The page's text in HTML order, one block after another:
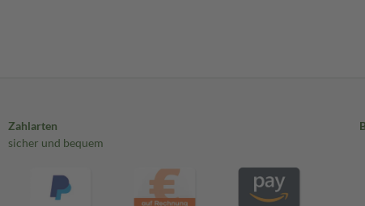
Zahlarten
sicher und bequem